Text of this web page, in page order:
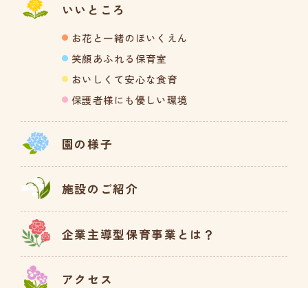
いいところ
お花と一緒のほいくえん
笑顔あふれる保育室
おいしくて安心な食育
保護者様にも優しい環境
園の様子
施設のご紹介
企業主導型保育事業とは？
アクセス